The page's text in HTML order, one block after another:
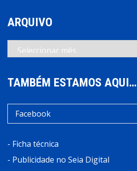
ARQUIVO
Arquivo
TAMBÉM ESTAMOS AQUI…
Facebook
- Ficha técnica
- Publicidade no Seia Digital